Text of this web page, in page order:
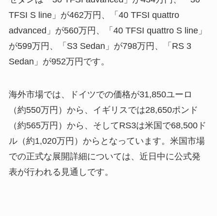
TFSI S line」が462万円、「40 TFSI quattro
advanced」が560万円、「40 TFSI quattro S line」
が599万円、「S3 Sedan」が798万円、「RS 3
Sedan」が952万円です。
海外市場では、ドイツでの価格が31,850ユーロ
（約550万円）から、イギリスでは28,650ポンド
（約565万円）から、そしてRS3は米国で68,500ド
ル（約1,020万円）からとなっています。米国市場
での正式な展開詳細については、近日中に公式発
表が行われる見通しです。